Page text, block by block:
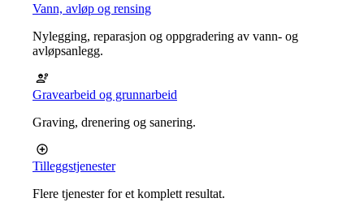
Vann, avløp og rensing
Nylegging, reparasjon og oppgradering av vann- og
avløpsanlegg.
Gravearbeid og grunnarbeid
Graving, drenering og sanering.
Tilleggstjenester
Flere tjenester for et komplett resultat.